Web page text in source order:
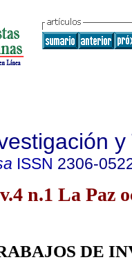
ISSN 2306-
n.1 La Paz
DE